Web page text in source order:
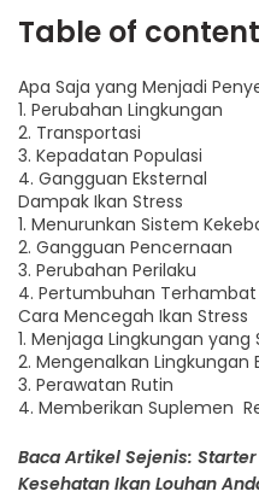
Table of
Apa Saja yang Menjadi
1. Perubahan Lingkungan
2. Transportasi
3. Kepadatan Populasi
4. Gangguan Eksternal
Dampak Ikan Stress
1. Menurunkan Sistem
2. Gangguan Pencernaan
3. Perubahan Perilaku
4. Pertumbuhan Terhambat
Cara Mencegah Ikan Stress
1. Menjaga Lingkungan yang
2. Mengenalkan Lingkungan
3. Perawatan Rutin
4. Memberikan Suplemen
Baca Artikel Sejenis:
Kesehatan Ikan Louhan